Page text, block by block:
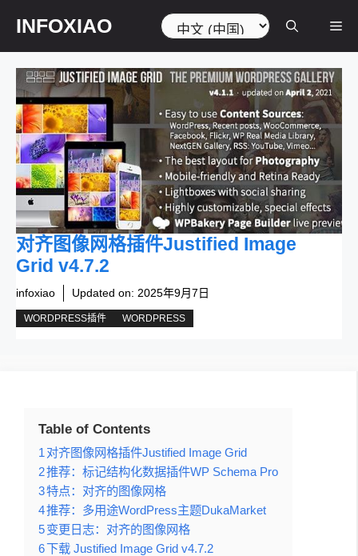
内
INFOXIAO 菜
选
择
语
言
对齐图像网格插件Justified Image
Grid v4.7.2
infoxiao Updated on: 2025年9月7日
WORDPRESS插件 WORDPRESS
Table of Contents
1对齐图像网格插件Justified Image Grid
2推荐：标记结构化数据插件WP Schema Pro
3特点：对齐的图像网格
4推荐：多用途WordPress主题DukaMarket
5变更日志：对齐的图像网格
6下载 Justified Image Grid v4.7.2